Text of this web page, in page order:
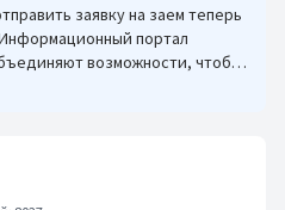
заявку на заем теперь
портал
возможности, чтобы